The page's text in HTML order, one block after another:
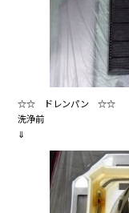
☆☆ ドレンパン ☆☆
洗浄前
⇓